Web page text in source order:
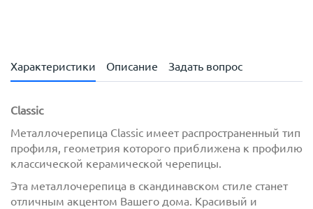
Характеристики Описание Задать вопрос
Classic
Металлочерепица Classic имеет распространенный тип
профиля, геометрия которого приближена к профилю
классической керамической черепицы.
Эта металлочерепица в скандинавском стиле станет
отличным акцентом Вашего дома. Красивый и